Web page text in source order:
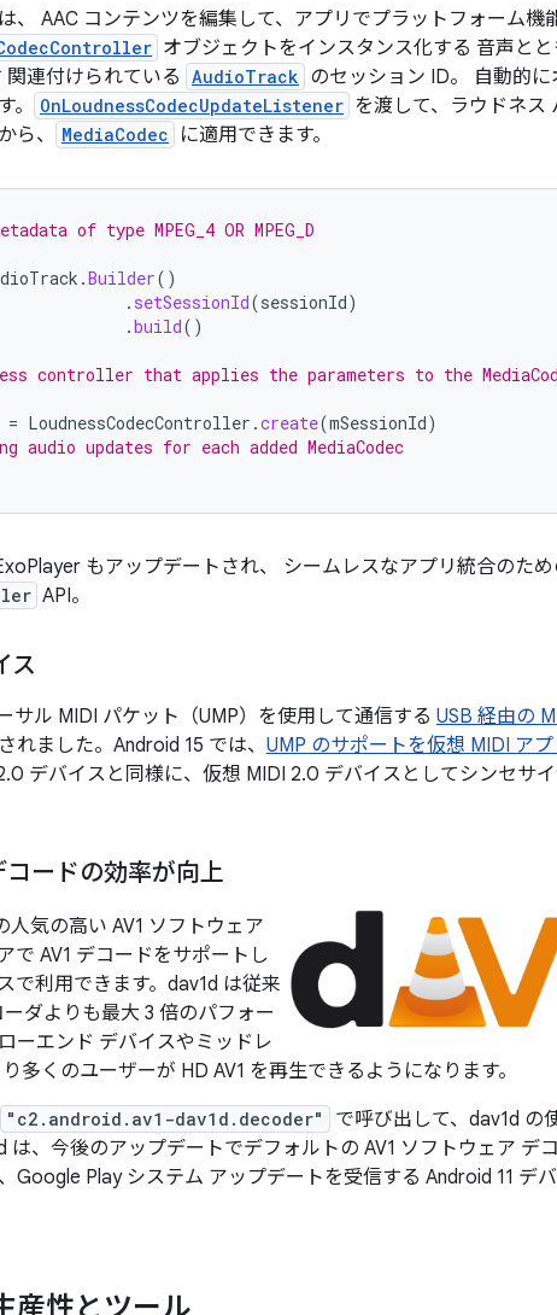
、 AAC コンテンツを編集して、アプリでプラットフォーム機
オブジェクトをインスタンス化する 音声と
関連付けられている AudioTrack のセッション ID。 自動的
OnLoudnessCodecUpdateListener を渡して、ラウドネス
ら、
MediaCodec に適用できます。
of type MPEG_4 OR MPEG_D
.Builder()
. setSessionId(sessionId)
.build()
controller that applies the parameters to the
= LoudnessCodecController .create(mSessionId)
updates for each added MediaCodec
もアップデートされ、 シームレスなアプリ統合のため
API。
ス
サル MIDI パケット（UMP）を使用して通信する USB 経由の
れました。Android 15 では、 UMP のサポートを仮想 MIDI ア
デバイスと同様に、仮想 MIDI 2.0 デバイスとしてシンセサ
ードの効率が向上
人気の高い AV1 ソフトウェア
で AV1 デコードをサポートし
で利用できます。dav1d は従来
ダよりも最大 3 倍のパフォー
ーエンド デバイスやミッドレ
多くのユーザーが HD AV1 を再生できるようになります。
"c2.android.av1-dav1d.decoder"
で呼び出して、dav1d の
は、今後のアップデートでデフォルトの AV1 ソフトウェア デ
Google Play システム アップデートを受信する Android 11 デ
産性とツール